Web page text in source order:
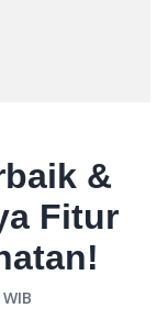
&
Fitur
WIB